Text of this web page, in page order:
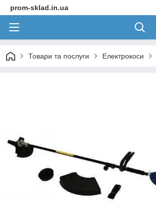
prom-sklad.in.ua
Товари та послуги Електрокоси